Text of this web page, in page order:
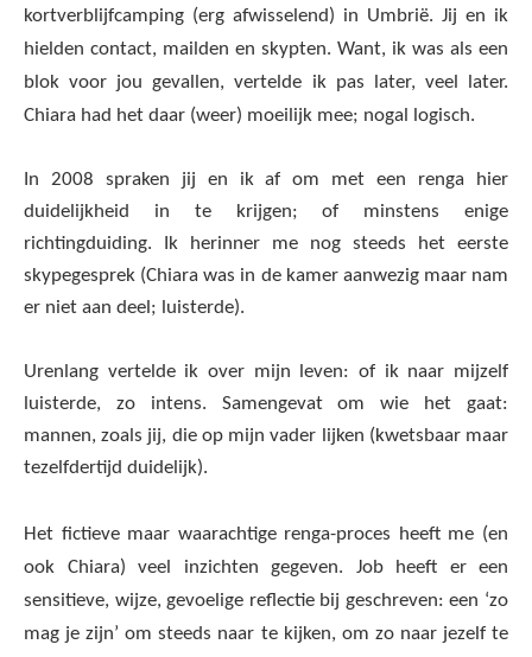
kortverblijfcamping (erg afwisselend) in Umbrië. Jij en ik
hielden contact, mailden en skypten. Want, ik was als een
blok voor jou gevallen, vertelde ik pas later, veel later.
Chiara had het daar (weer) moeilijk mee; nogal logisch.
In 2008 spraken jij en ik af om met een renga hier
duidelijkheid in te krijgen; of minstens enige
richtingduiding. Ik herinner me nog steeds het eerste
skypegesprek (Chiara was in de kamer aanwezig maar nam
er niet aan deel; luisterde).
Urenlang vertelde ik over mijn leven: of ik naar mijzelf
luisterde, zo intens. Samengevat om wie het gaat:
mannen, zoals jij, die op mijn vader lijken (kwetsbaar maar
tezelfdertijd duidelijk).
Het fictieve maar waarachtige renga-proces heeft me (en
ook Chiara) veel inzichten gegeven. Job heeft er een
sensitieve, wijze, gevoelige reflectie bij geschreven: een ‘zo
mag je zijn’ om steeds naar te kijken, om zo naar jezelf te